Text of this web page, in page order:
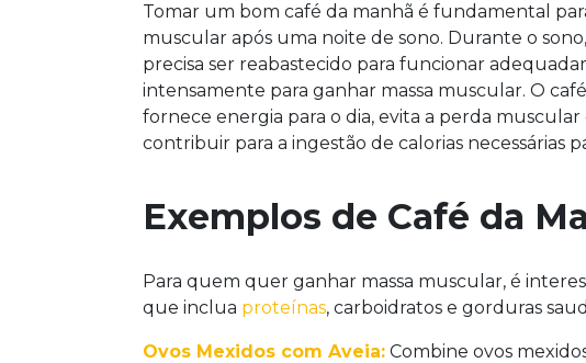
Tomar um bom café da manhã é fundamental
muscular após uma noite de sono. Durante o
precisa ser reabastecido para funcionar
intensamente para ganhar massa muscular. O
fornece energia para o dia, evita a perda
contribuir para a ingestão de calorias necessárias
Exemplos de Café da
Para quem quer ganhar massa muscular, é
que inclua proteínas, carboidratos e gorduras
Ovos Mexidos com Aveia:Combine ovos